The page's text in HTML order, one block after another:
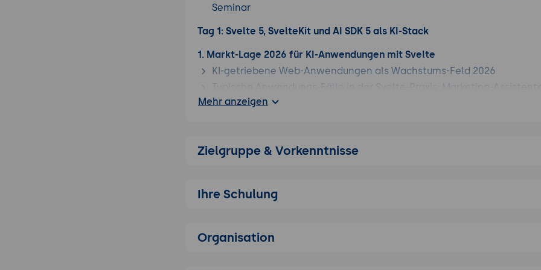
Seminar
Tag 1: Svelte 5, SvelteKit und AI SDK 5 als KI-Stack
1. Markt-Lage 2026 für KI-Anwendungen mit Svelte
KI-getriebene Web-Anwendungen als Wachstums-Feld 2026
Typische Anwendungs-Fälle in der Svelte-Praxis: Marketing-
Werkzeuge, kompakte Brand-Sites mit LLM, RAG-Anwendungen, KI-
Vergleich zu Next.js + AI SDK (mehr US-Konzern-Standard) und Nuxt + AI
2. Svelte 5 mit Runes und SvelteKit 2 als KI-Stack
Runes ($state, $derived, $effect) als zentrale Reaktivität
Mehr anzeigen
Zielgruppe & Vorkenntnisse
Ihre Schulung
Organisation